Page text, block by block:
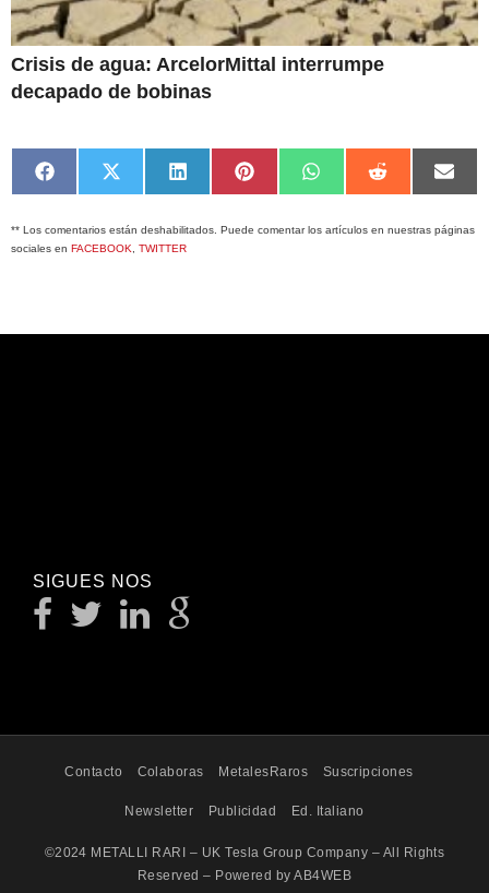
Crisis de agua: ArcelorMittal interrumpe
decapado de bobinas
Compartir
en
Facebook
Compartir
en
X
(Twitter)
Compartir
en
LinkedIn
Compartir
en
Pinterest
Compartir
en
WhatsApp
Compartir
en
Reddit
en
** Los comentarios están deshabilitados. Puede comentar los artículos en nuestras páginas
sociales en FACEBOOK TWITTER
SIGUES NOS
Contacto Colaboras MetalesRaros Suscripciones
Newsletter Publicidad Ed. Italiano
©2024 METALLI RARI – UK Tesla Group Company – All Rights
Reserved – Powered by AB4WEB